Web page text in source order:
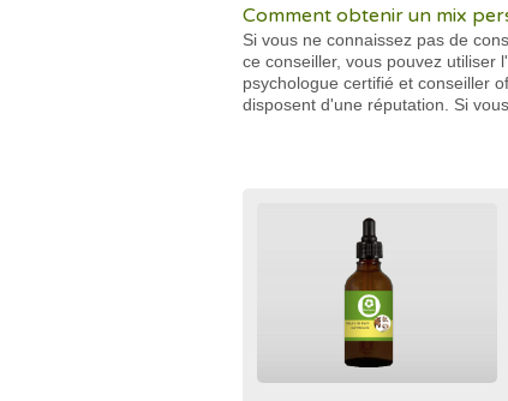
Comment obtenir un mix
Si vous ne connaissez pas de
ce conseiller, vous pouvez utiliser
psychologue certifié et conseiller
disposent d'une réputation. Si